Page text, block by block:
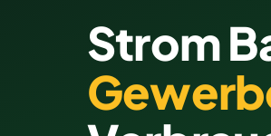
Strom